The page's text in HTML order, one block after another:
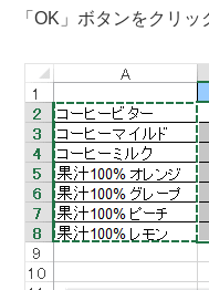
「OK」ボタンをクリッ